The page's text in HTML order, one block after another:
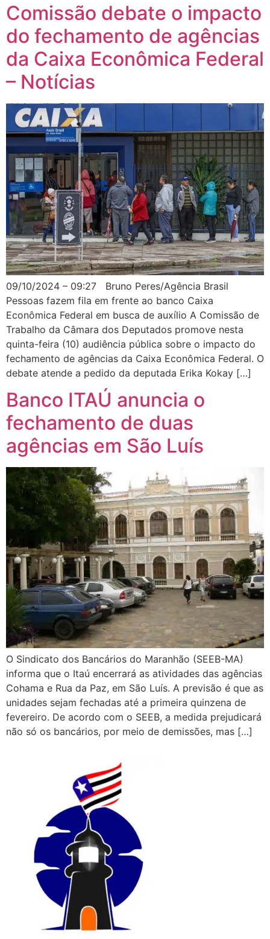
Comissão debate o impacto
do fechamento de agências
da Caixa Econômica Federal
– Notícias
09/10/2024 – 09:27 Bruno Peres/Agência Brasil
Pessoas fazem fila em frente ao banco Caixa
Econômica Federal em busca de auxílio A Comissão de
Trabalho da Câmara dos Deputados promove nesta
quinta-feira (10) audiência pública sobre o impacto do
fechamento de agências da Caixa Econômica Federal. O
debate atende a pedido da deputada Erika Kokay […]
Banco ITAÚ anuncia o
fechamento de duas
agências em São Luís
O Sindicato dos Bancários do Maranhão (SEEB-MA)
informa que o Itaú encerrará as atividades das agências
Cohama e Rua da Paz, em São Luís. A previsão é que as
unidades sejam fechadas até a primeira quinzena de
fevereiro. De acordo com o SEEB, a medida prejudicará
não só os bancários, por meio de demissões, mas […]